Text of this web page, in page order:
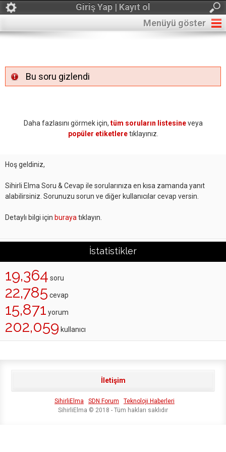
Giriş Yap | Kayıt ol
Menüyü göster
Bu soru gizlendi
Daha fazlasını görmek için, tüm soruların listesineveya
popüler etiketleretıklayınız.
Hoş geldiniz,
Sihirli Elma Soru & Cevap ile sorularınıza en kısa zamanda yanıt
alabilirsiniz. Sorunuzu sorun ve diğer kullanıcılar cevap versin.
Detaylı bilgi için buraya tıklayın.
İstatistikler
19,364 soru
22,785 cevap
15,871 yorum
202,059 kullanıcı
İletişim
SihirliElma SDN Forum
Teknoloji Haberleri
SihirliElma © 2018 - Tüm hakları saklıdır